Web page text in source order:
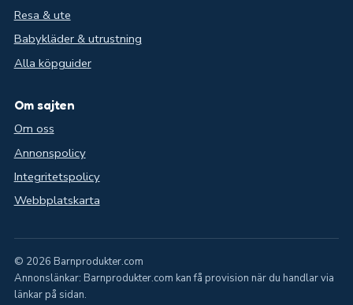
Resa & ute
Babykläder & utrustning
Alla köpguider
Om sajten
Om oss
Annonspolicy
Integritetspolicy
Webbplatskarta
© 2026 Barnprodukter.com
Annonslänkar: Barnprodukter.com kan få provision när du handlar via
länkar på sidan.